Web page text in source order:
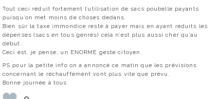
Tout ceci réduit fortement l’utilisation de sacs poubelle payants
puisqu’on met moins de choses dedans.
Bien sûr la taxe immondice reste à payer mais en ayant réduits les
dépenses (sacs en tous genres) cela n’est plus aussi cher qu’au
début.
Ceci est, je pense, un ENORME geste citoyen.
PS pour la petite info on a annoncé ce matin que les prévisions
concernant le réchauffement vont plus vite que prévu.
Bonne journée à tous.